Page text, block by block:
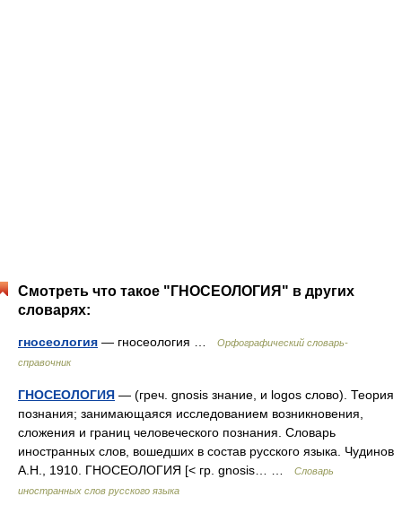
Смотреть что такое "ГНОСЕОЛОГИЯ" в других
словарях:
гносеология — гносеология …
Орфографический словарь-
справочник
ГНОСЕОЛОГИЯ — (греч. gnosis знание, и logos слово). Теория
познания; занимающаяся исследованием возникновения,
сложения и границ человеческого познания. Словарь
иностранных слов, вошедших в состав русского языка. Чудинов
А.Н., 1910. ГНОСЕОЛОГИЯ [< гр. gnosis… …
Словарь
иностранных слов русского языка